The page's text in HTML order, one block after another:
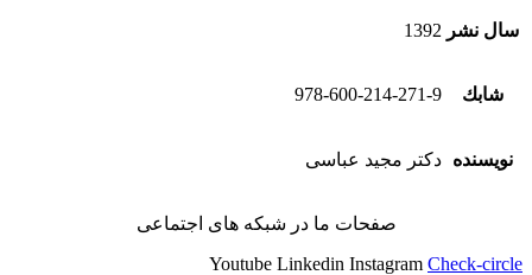
سال نشر 1392
شابك 978-600-214-271-9
نویسنده دکتر مجید عباسی
صفحات ما در شبکه های اجتماعی
Youtube Linkedin Instagram Check-circle